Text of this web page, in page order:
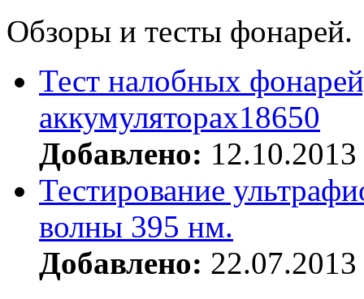
Обзоры и тесты фонарей.
Тест налобных
аккумуляторах18650
Добавлено: 12.10.2013
Тестирование
волны 395 нм.
Добавлено: 22.07.2013